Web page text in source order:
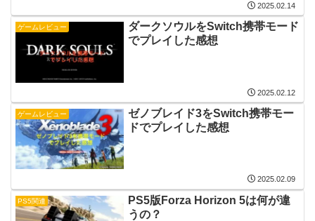
2025.02.14
ゲームレビュー
ダークソウルをSwitch携帯モード
でプレイした感想
2025.02.12
ゲームレビュー
ゼノブレイド3をSwitch携帯モー
ドでプレイした感想
2025.02.09
PS5関連
PS5版Forza Horizon 5は何が違
うの？